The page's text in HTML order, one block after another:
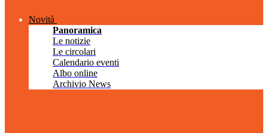
Novità
Panoramica
Le notizie
Le circolari
Calendario eventi
Albo online
Archivio News